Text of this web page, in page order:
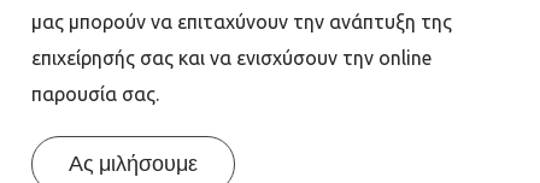
μας μπορούν να επιταχύνουν την ανάπτυξη της
επιχείρησής σας και να ενισχύσουν την online
παρουσία σας.
Ας μιλήσουμε